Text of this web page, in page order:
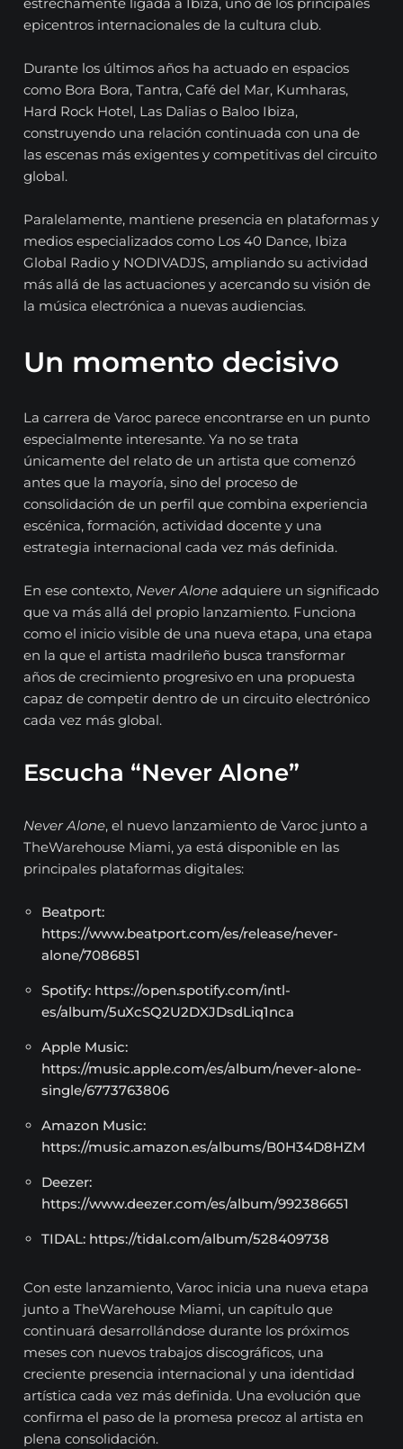
epicentros internacionales de la cultura club.
Durante los últimos años ha actuado en espacios
como Bora Bora, Tantra, Café del Mar, Kumharas,
Hard Rock Hotel, Las Dalias o Baloo Ibiza,
construyendo una relación continuada con una de
las escenas más exigentes y competitivas del circuito
global.
Paralelamente, mantiene presencia en plataformas y
medios especializados como Los 40 Dance, Ibiza
Global Radio y NODIVADJS, ampliando su actividad
más allá de las actuaciones y acercando su visión de
la música electrónica a nuevas audiencias.
Un momento decisivo
La carrera de Varoc parece encontrarse en un punto
especialmente interesante. Ya no se trata
únicamente del relato de un artista que comenzó
antes que la mayoría, sino del proceso de
consolidación de un perfil que combina experiencia
escénica, formación, actividad docente y una
estrategia internacional cada vez más definida.
En ese contexto, Never Alone adquiere un significado
que va más allá del propio lanzamiento. Funciona
como el inicio visible de una nueva etapa, una etapa
en la que el artista madrileño busca transformar
años de crecimiento progresivo en una propuesta
capaz de competir dentro de un circuito electrónico
cada vez más global.
Escucha “Never Alone”
Never Alone, el nuevo lanzamiento de Varoc junto a
TheWarehouse Miami, ya está disponible en las
principales plataformas digitales:
Beatport:
https://www.beatport.com/es/release/never-
alone/7086851
Spotify: https://open.spotify.com/intl-
es/album/5uXcSQ2U2DXJDsdLiq1nca
Apple Music:
https://music.apple.com/es/album/never-alone-
single/6773763806
Amazon Music:
https://music.amazon.es/albums/B0H34D8HZM
Deezer:
https://www.deezer.com/es/album/992386651
TIDAL: https://tidal.com/album/528409738
Con este lanzamiento, Varoc inicia una nueva etapa
junto a TheWarehouse Miami, un capítulo que
continuará desarrollándose durante los próximos
meses con nuevos trabajos discográficos, una
creciente presencia internacional y una identidad
artística cada vez más definida. Una evolución que
confirma el paso de la promesa precoz al artista en
plena consolidación.